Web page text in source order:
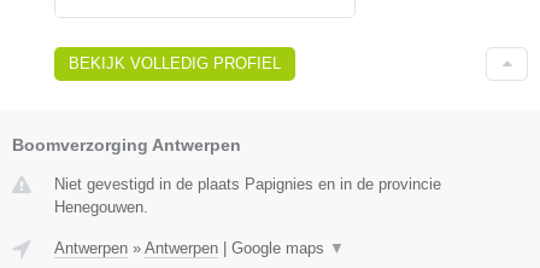
BEKIJK VOLLEDIG PROFIEL
Boomverzorging Antwerpen
Niet gevestigd in de plaats Papignies en in de provincie
Henegouwen.
Antwerpen » Antwerpen Google maps ▼